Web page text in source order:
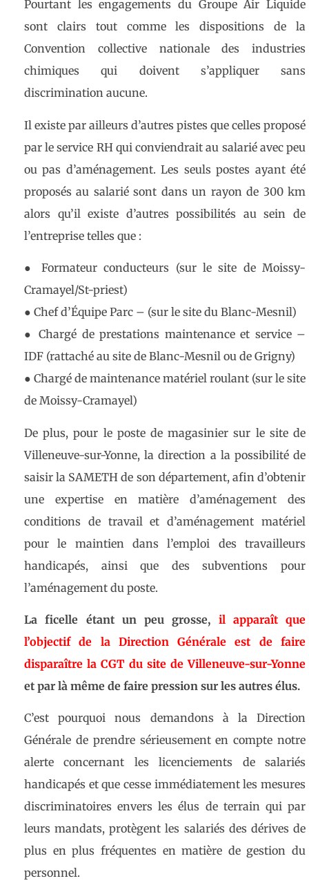
Pourtant les engagements du Groupe Air Liquide
sont clairs tout comme les dispositions de la
Convention collective nationale des industries
chimiques qui doivent s’appliquer sans
discrimination aucune.
Il existe par ailleurs d’autres pistes que celles proposé
par le service RH qui conviendrait au salarié avec peu
ou pas d’aménagement. Les seuls postes ayant été
proposés au salarié sont dans un rayon de 300 km
alors qu’il existe d’autres possibilités au sein de
l’entreprise telles que :
● Formateur conducteurs (sur le site de Moissy-
Cramayel/St-priest)
● Chef d’Équipe Parc – (sur le site du Blanc-Mesnil)
● Chargé de prestations maintenance et service –
IDF (rattaché au site de Blanc-Mesnil ou de Grigny)
● Chargé de maintenance matériel roulant (sur le site
de Moissy-Cramayel)
De plus, pour le poste de magasinier sur le site de
Villeneuve-sur-Yonne, la direction a la possibilité de
saisir la SAMETH de son département, afin d’obtenir
une expertise en matière d’aménagement des
conditions de travail et d’aménagement matériel
pour le maintien dans l’emploi des travailleurs
handicapés, ainsi que des subventions pour
l’aménagement du poste.
La ficelle étant un peu grosse, il apparaît que
l’objectif de la Direction Générale est de faire
disparaître la CGT du site de Villeneuve-sur-Yonne
et par là même de faire pression sur les autres élus.
C’est pourquoi nous demandons à la Direction
Générale de prendre sérieusement en compte notre
alerte concernant les licenciements de salariés
handicapés et que cesse immédiatement les mesures
discriminatoires envers les élus de terrain qui par
leurs mandats, protègent les salariés des dérives de
plus en plus fréquentes en matière de gestion du
personnel.